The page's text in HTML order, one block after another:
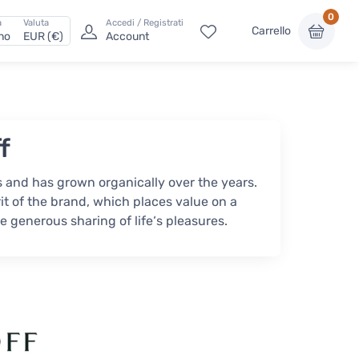
Valuta
EUR (€)
Accedi / Registrati
Account Carrello
0
has grown organically over the years.
of the brand, which places value on a
sharing of life‘s pleasures.